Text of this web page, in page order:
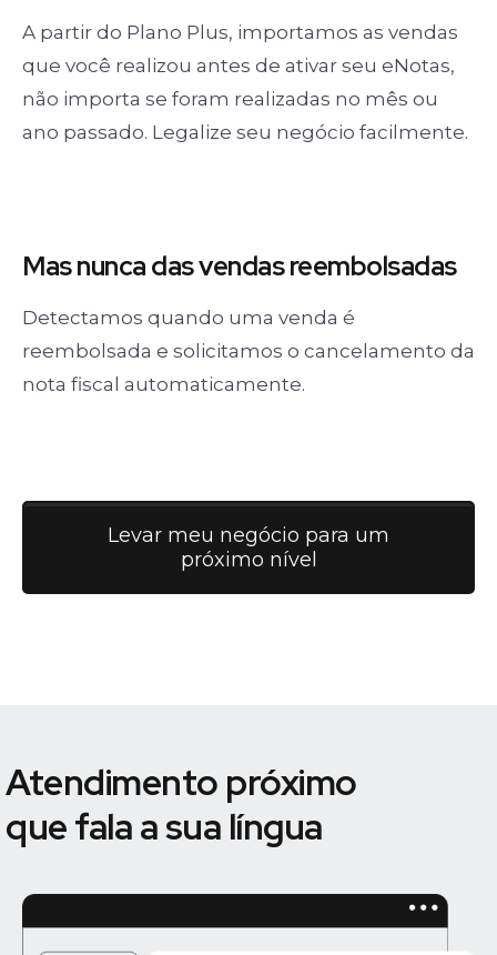
A partir do Plano Plus, importamos as vendas
que você realizou antes de ativar seu eNotas,
não importa se foram realizadas no mês ou
ano passado. Legalize seu negócio facilmente.
Mas nuncadas vendasreembolsadas
Detectamos quando uma venda é
reembolsada e solicitamos o cancelamento da
nota fiscal automaticamente.
Levar meu negócio para um
próximo nível
Atendimento próximo
que fala a sua língua